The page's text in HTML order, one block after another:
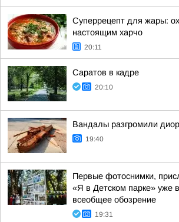
Суперрецепт для жары:
настоящим харчо
20:11
Саратов в кадре
20:10
Вандалы разгромили
19:40
Первые фотоснимки,
«Я в Детском парке» уже
всеобщее обозрение
19:31